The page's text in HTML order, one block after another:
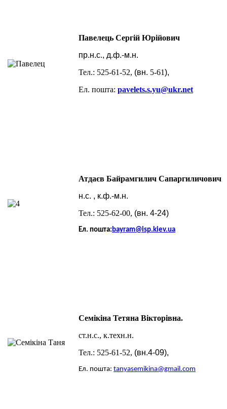
Павелець Сергій Юрійович
пр.н.с., д.ф.-м.н.
Тел.: 525-61-52, (вн. 5-61),
Ел. пошта: pavelets.s.yu@ukr.net
Атдаєв Байрамгилич Сапаргиличович
н.с. , к.ф.-м.н.
Тел.: 525-62-00, (вн. 4-24)
Ел. пошта:bayram@isp.kiev.ua
Семікіна Тетяна Вікторівна.
ст.н.с., к.техн.н.
Тел.: 525-61-52, (вн.4-09),
Ел. пошта: tanyasemikina@gmail.com